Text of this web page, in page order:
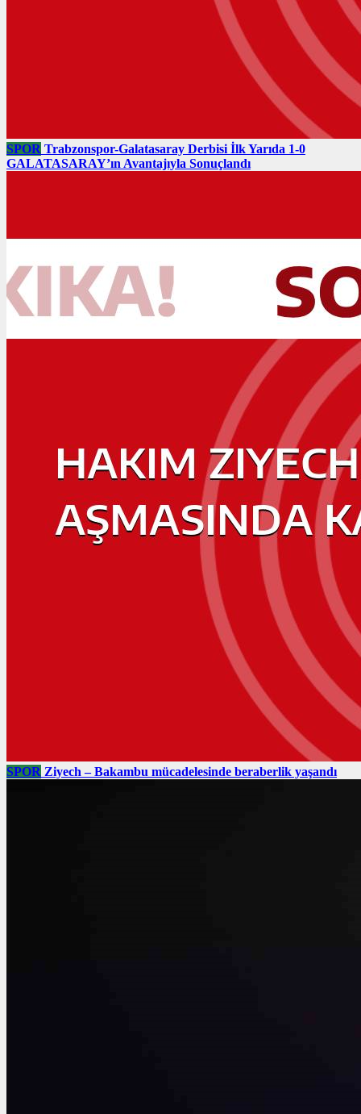
SPOR Trabzonspor-Galatasaray Derbisi İlk Yarıda 1-0
GALATASARAY’ın Avantajıyla Sonuçlandı
SPOR Ziyech – Bakambu mücadelesinde beraberlik yaşandı